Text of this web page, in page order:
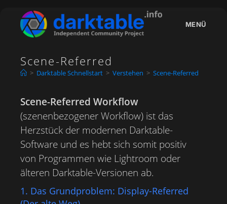
springen
MENÜ
Scene-Referred
> Darktable Schnellstart > Verstehen > Scene-Referred
Scene-Referred Workflow
(szenenbezogener Workflow) ist das
Herzstück der modernen Darktable-
Software und es hebt sich somit positiv
von Programmen wie Lightroom oder
älteren Darktable-Versionen ab.
1. Das Grundproblem: Display-Referred